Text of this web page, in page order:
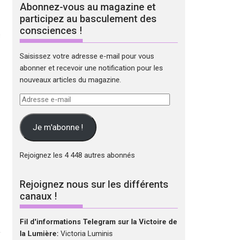
Abonnez-vous au magazine et
participez au basculement des
consciences !
Saisissez votre adresse e-mail pour vous
abonner et recevoir une notification pour les
nouveaux articles du magazine.
Adresse
mail Je m'abonne !
Rejoignez les 4 448 autres abonnés
Rejoignez nous sur les différents
canaux !
Fil d'informations Telegram sur la Victoire de
la Lumière: Victoria Luminis